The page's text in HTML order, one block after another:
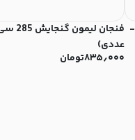
لیوان دسته دار لیمون گنجایش 280سی سی کد 2281 -
عددی)
۸۳۵٫۰۰۰تومان